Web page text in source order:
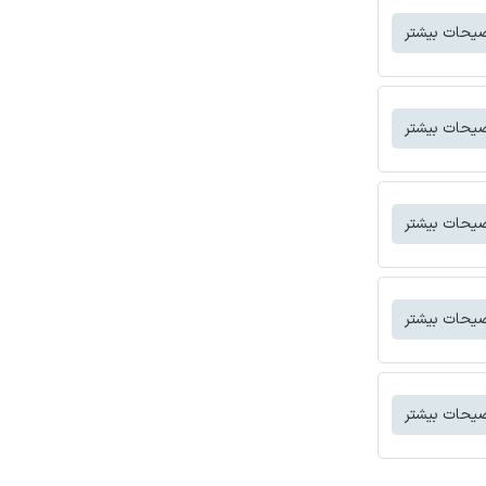
بیشتر
بیشتر
بیشتر
بیشتر
بیشتر